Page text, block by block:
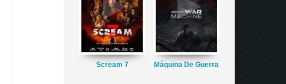
Scream 7 Máquina De Guerra